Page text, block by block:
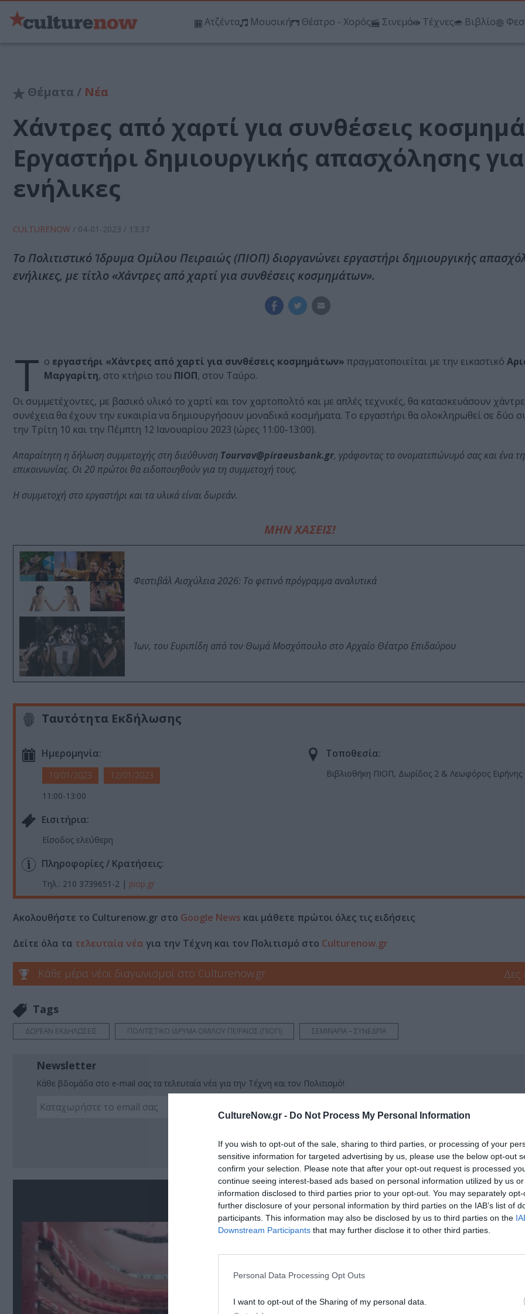
CultureNow.gr - Do Not Process My Personal Information
If you wish to opt-out of the sale, sharing to third parties, or processing of your
sensitive information for targeted advertising by us, please use the below opt-out
confirm your selection. Please note that after your opt-out request is processed
continue seeing interest-based ads based on personal information utilized by us
information disclosed to third parties prior to your opt-out. You may separately
further disclosure of your personal information by third parties on the IAB’s list of
participants. This information may also be disclosed by us to third parties on the
Downstream Participants that may further disclose it to other third parties.
Personal Data Processing Opt Outs
I want to opt-out of the Sharing of my personal data.
Ατζέντα Μουσική Θέατρο - Χορός Σινεμά Τέχνες Βιβλίο
Θέματα / Νέα
Xάντρες από χαρτί για συνθέσεις
Εργαστήρι δημιουργικής απασχόλησης για
ενήλικες
CULTURENOW / 04-01-2023 / 13:37
Το Πολιτιστικό Ίδρυμα Ομίλου Πειραιώς (ΠΙΟΠ) διοργανώνει εργαστήρι δημιουργικής
ενήλικες, με τίτλο «Xάντρες από χαρτί για συνθέσεις κοσμημάτων».
Τ ο εργαστήρι «Xάντρες από χαρτί για συνθέσεις κοσμημάτων» πραγματοποιείται με την εικαστικό
Μαργαρίτη, στο κτήριο του ΠΙΟΠ, στον Ταύρο.
Οι συμμετέχοντες, με βασικό υλικό το χαρτί και τον χαρτοπολτό και με απλές τεχνικές, θα κατασκευάσουν
συνέχεια θα έχουν την ευκαιρία να δημιουργήσουν μοναδικά κοσμήματα. Το εργαστήρι θα ολοκληρωθεί σε δύο
την Τρίτη 10 και την Πέμπτη 12 Ιανουαρίου 2023 (ώρες 11:00-13:00).
Απαραίτητη η δήλωση συμμετοχής στη διεύθυνση Tourvav@piraeusbank.gr, γράφοντας το ονοματεπώνυμό σας και ένα
επικοινωνίας. Οι 20 πρώτοι θα ειδοποιηθούν για τη συμμετοχή τους.
Η συμμετοχή στο εργαστήρι και τα υλικά είναι δωρεάν.
ΜΗΝ ΧΑΣΕΙΣ!
Φεστιβάλ Αισχύλεια 2026: Το φετινό πρόγραμμα αναλυτικά
Ίων, του Ευριπίδη από τον Θωμά Μοσχόπουλο στο Αρχαίο Θέατρο Επιδαύρου
Ταυτότητα Εκδήλωσης
Ημερομηνία:
10/01/2023
12/01/2023
11:00-13:00
Τοποθεσία:
Βιβλιοθήκη ΠΙΟΠ, Δωρίδος 2 & Λεωφόρος
Eισιτήρια:
Είσοδος ελεύθερη
Πληροφορίες / Κρατήσεις:
Τηλ.: 210 3739651-2 | piop.gr
Ακολουθήστε το Culturenow.gr στο Google News και μάθετε πρώτοι όλες τις ειδήσεις
Δείτε όλα τα τελευταία νέα για την Τέχνη και τον Πολιτισμό στο Culturenow.gr
Κάθε μέρα νέοι διαγωνισμοί στο Culturenow.gr Δες
Tags
ΔΩΡΕΑΝ ΕΚΔΗΛΩΣΕΙΣ ΠΟΛΙΤΙΣΤΙΚΟ ΙΔΡΥΜΑ ΟΜΙΛΟΥ ΠΕΙΡΑΙΩΣ (ΠΙΟΠ) ΣΕΜΙΝΑΡΙΑ – ΣΥΝΕΔΡΙΑ
Newsletter
Κάθε βδομάδα στο e-mail σας τα τελευταία νέα για την Τέχνη και τον Πολιτισμό!
Σχετικά Άρθρα